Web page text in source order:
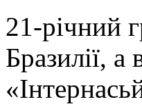
21-річний
Бразилії,